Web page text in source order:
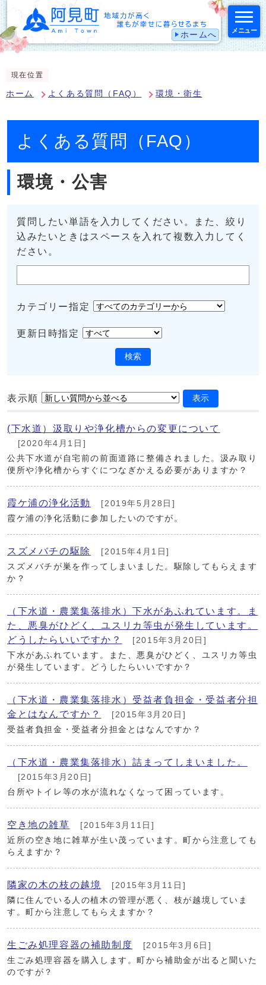
ホームへ メニュー
現在位置
ホーム よくある質問（FAQ） 環境・衛生
よくある質問（FAQ）
環境・公害
質問したい単語を入力してください。また、絞り
込みたいときはスペースを入れて複数入力してく
ださい。
カテゴリー指定
更新日時指定
検索
表示順 表示
(下水道）汲取りや浄化槽からの変更について
[2020年4月1日]
公共下水道が自宅前の前面道路に整備されました。汲み取り
便所や浄化槽からすぐにつなぎかえる必要がありますか？
霞ケ浦の浄化活動
[2019年5月28日]
霞ケ浦の浄化活動に参加したいのですが。
スズメバチの駆除
[2015年4月1日]
スズメバチが巣を作ってしまいました。駆除してもらえます
か？
（下水道・農業集落排水）下水があふれています。ま
た、悪臭がひどく、ユスリカ等虫が発生しています。
どうしたらいいですか？
[2015年3月20日]
下水があふれています。また、悪臭がひどく、ユスリカ等虫
が発生しています。どうしたらいいですか？
（下水道・農業集落排水）受益者負担金・受益者分担
金とはなんですか？
[2015年3月20日]
受益者負担金・受益者分担金とはなんですか？
（下水道・農業集落排水）詰まってしまいました。
[2015年3月20日]
台所やトイレ等の水が流れなくなって困っています。
空き地の雑草
[2015年3月11日]
近所の空き地に雑草が生い茂っています。町から注意しても
らえますか？
隣家の木の枝の越境
[2015年3月11日]
隣に住んでいる人の植木の管理が悪く、枝が越境していま
す。町から注意してもらえますか？
生ごみ処理容器の補助制度
[2015年3月6日]
生ごみ処理容器を購入します。町から補助金が出ると聞いた
のですが？